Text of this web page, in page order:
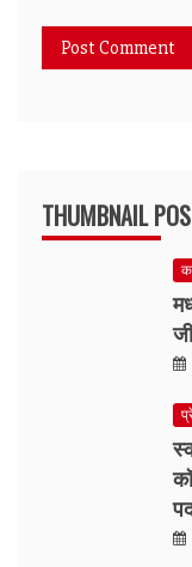
THUMBNAIL